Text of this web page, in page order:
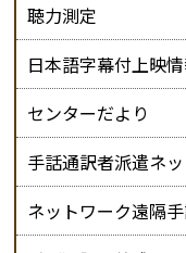
聴力測定
日本語字幕付上映
センターだより
手話通訳者派遣ネ
ネットワーク遠隔